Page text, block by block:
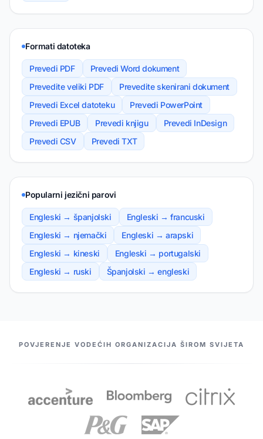
Formati datoteka
Prevedi PDF
Prevedi Word dokument
Prevedite veliki PDF
Prevedite skenirani dokument
Prevedi Excel datoteku
Prevedi PowerPoint
Prevedi EPUB
Prevedi knjigu
Prevedi InDesign
Prevedi CSV
Prevedi TXT
Popularni jezični parovi
Engleski → španjolski
Engleski → francuski
Engleski → njemački
Engleski → arapski
Engleski → kineski
Engleski → portugalski
Engleski → ruski
Španjolski → engleski
NAŠI PARTNERI
POVJERENJE VODEĆIH ORGANIZACIJA ŠIROM SVIJETA